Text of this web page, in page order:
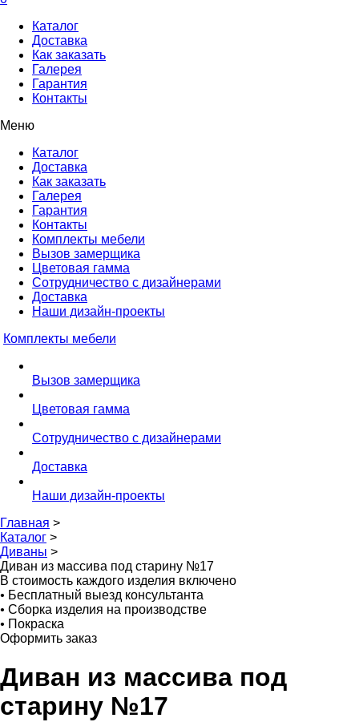
Каталог
Доставка
Как заказать
Галерея
Гарантия
Контакты
Меню
Каталог
Доставка
Как заказать
Галерея
Гарантия
Контакты
Комплекты мебели
Вызов замерщика
Цветовая гамма
Сотрудничество с дизайнерами
Доставка
Наши дизайн-проекты
Комплекты мебели
Вызов замерщика
Цветовая гамма
Сотрудничество с дизайнерами
Доставка
Наши дизайн-проекты
Главная >
Каталог >
Диваны >
Диван из массива под старину №17
В стоимость каждого изделия включено
• Бесплатный выезд консультанта
• Сборка изделия на производстве
• Покраска
Оформить заказ
Диван из массива под
старину №17